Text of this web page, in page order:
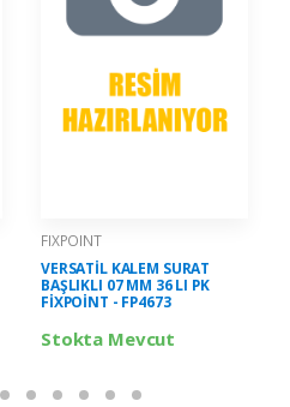
FIXPOINT
VERSATİL KALEM SURAT
BAŞLIKLI 07 MM 36 LI PK
FİXPOİNT - FP4673
Stokta Mevcut